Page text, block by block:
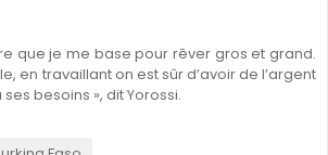
que je me base pour rêver gros et grand.
en travaillant on est sûr d’avoir de l’argent
besoins », dit Yorossi.